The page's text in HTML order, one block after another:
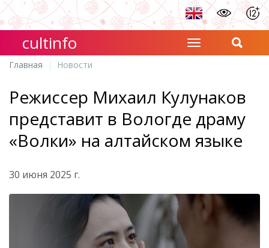
cultinfo
Главная Новости
Режиссер Михаил Кулунаков
представит в Вологде драму
«Волки» на алтайском языке
30 июня 2025 г.